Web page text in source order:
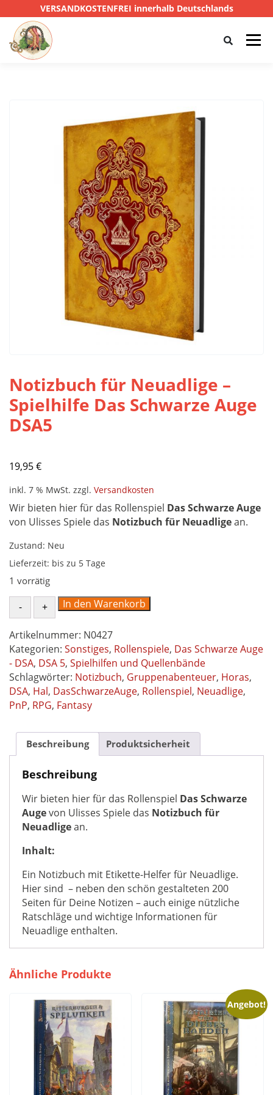
VERSANDKOSTENFREI innerhalb Deutschlands
Menü
DAS SCHWARZE AUGE PRIVATE EYE
0,00 €
Notizbuch für Neuadlige –
Spielhilfe Das Schwarze Auge
DSA5
19,95€
inkl. 7 % MwSt. zzgl. Versandkosten
Wir bieten hier für das Rollenspiel Das Schwarze Auge
von Ulisses Spiele das Notizbuch für Neuadligean.
Zustand: Neu
Lieferzeit: bis zu 5 Tage
1 vorrätig
Notizbuch
für
Neuadlige
-
Spielhilfe
Das
Schwarze
Auge
Menge
In den Warenkorb
Artikelnummer: N0427
Kategorien: Sonstiges, Rollenspiele, Das Schwarze Auge
- DSA, DSA 5, Spielhilfen und Quellenbände
Schlagwörter: Notizbuch, Gruppenabenteuer, Horas,
DSA, Hal, DasSchwarzeAuge, Rollenspiel, Neuadlige,
PnP, RPG, Fantasy
Beschreibung Produktsicherheit
Beschreibung
Wir bieten hier für das Rollenspiel Das Schwarze
Augevon Ulisses Spiele das Notizbuch für
Neuadligean.
Inhalt:
Ein Notizbuch mit Etikette-Helfer für Neuadlige.
Hier sind – neben den schön gestalteten 200
Seiten für Deine Notizen – auch einige nützliche
Ratschläge und wichtige Informationen für
Neuadlige enthalten.
Ähnliche Produkte
Angebot!